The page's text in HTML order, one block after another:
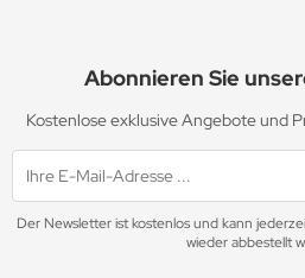
Abonnieren Sie
Kostenlose exklusive Angebote und
Der Newsletter ist kostenlos und kann
wieder abbestellt